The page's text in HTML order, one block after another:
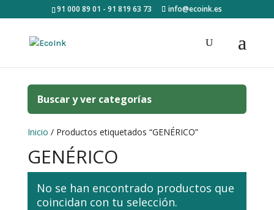
91 000 89 01 - 91 819 63 73 info@ecoink.es
Buscar y ver categorías
Inicio / Productos etiquetados “GENÉRICO”
GENÉRICO
No se han encontrado productos que
coincidan con tu selección.